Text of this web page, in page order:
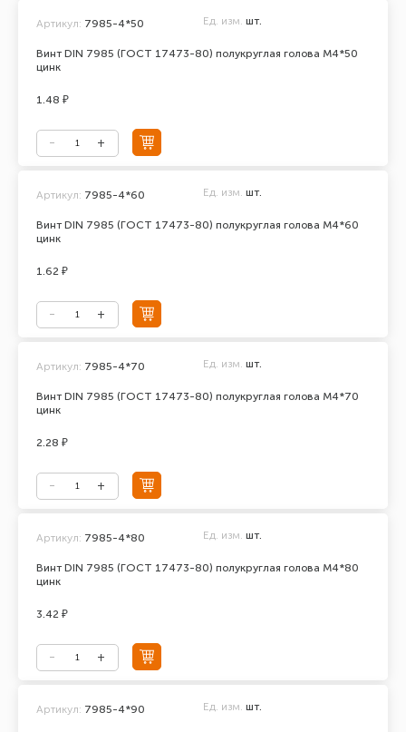
Винт DIN 7985 (ГОСТ 17473-80) полукруглая голова М4*50
цинк
Артикул: 7985-4*50 Ед. изм. шт.
1.48 ₽
Винт DIN 7985 (ГОСТ 17473-80) полукруглая голова М4*60
цинк
Артикул: 7985-4*60 Ед. изм. шт.
1.62 ₽
Винт DIN 7985 (ГОСТ 17473-80) полукруглая голова М4*70
цинк
Артикул: 7985-4*70 Ед. изм. шт.
2.28 ₽
Винт DIN 7985 (ГОСТ 17473-80) полукруглая голова М4*80
цинк
Артикул: 7985-4*80 Ед. изм. шт.
3.42 ₽
Артикул: 7985-4*90 Ед. изм. шт.